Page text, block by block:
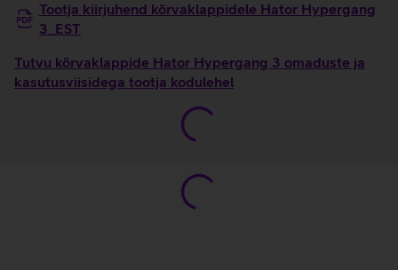
Tootja kiirjuhend kõrvaklappidele Hator Hypergang
3_EST
Tutvu kõrvaklappide Hator Hypergang 3 omaduste ja
kasutusviisidega tootja kodulehel